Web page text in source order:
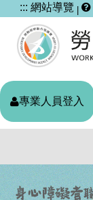
跳
到
主
要
內
容
區
塊
::: 網站導覽
專業人員登入